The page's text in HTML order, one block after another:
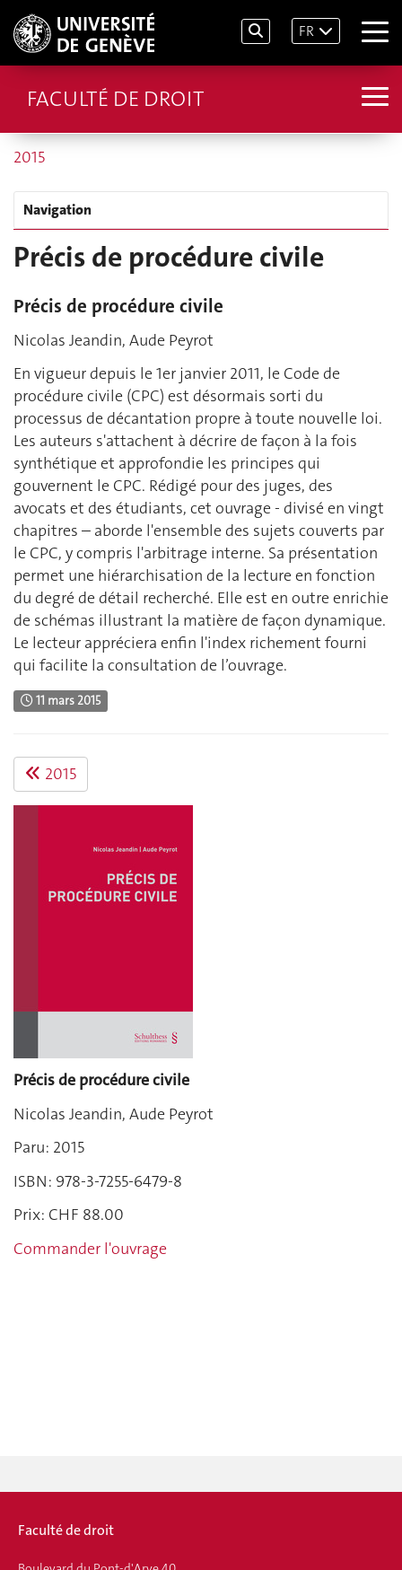
FR
FACULTÉ DE DROIT
2015
Navigation
Précis de procédure civile
Précis de procédure civile
Nicolas Jeandin, Aude Peyrot
En vigueur depuis le 1er janvier 2011, le Code de
procédure civile (CPC) est désormais sorti du
processus de décantation propre à toute nouvelle loi.
Les auteurs s'attachent à décrire de façon à la fois
synthétique et approfondie les principes qui
gouvernent le CPC. Rédigé pour des juges, des
avocats et des étudiants, cet ouvrage - divisé en vingt
chapitres – aborde l'ensemble des sujets couverts par
le CPC, y compris l'arbitrage interne. Sa présentation
permet une hiérarchisation de la lecture en fonction
du degré de détail recherché. Elle est en outre enrichie
de schémas illustrant la matière de façon dynamique.
Le lecteur appréciera enfin l'index richement fourni
qui facilite la consultation de l’ouvrage.
11 mars 2015
2015
Précis de procédure civile
Nicolas Jeandin, Aude Peyrot
Paru: 2015
ISBN: 978-3-7255-6479-8
Prix: CHF 88.00
Commander l'ouvrage
Faculté de droit